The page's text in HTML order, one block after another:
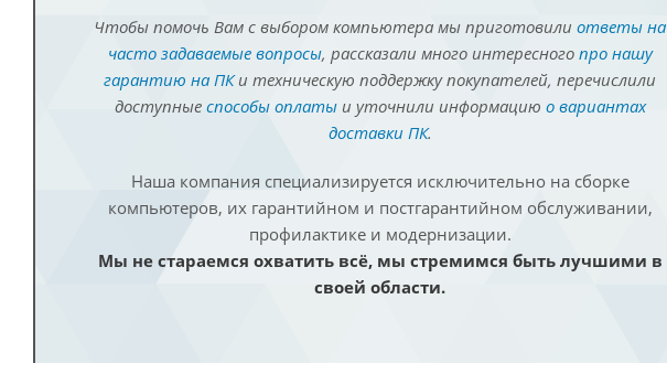
Чтобы помочь Вам с выбором компьютера мы приготовили ответы на
часто задаваемые вопросы, рассказали много интересного про нашу
гарантию на ПКи техническую поддержку покупателей, перечислили
доступные способы оплатыи уточнили информацию о вариантах
доставки ПК.
Наша компания специализируется исключительно на сборке
компьютеров, их гарантийном и постгарантийном обслуживании,
профилактике и модернизации.
Мы не стараемся охватить всё, мы стремимся быть лучшими в
своей области.